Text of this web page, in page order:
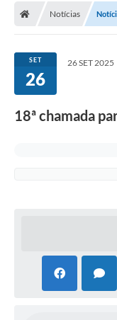
Notícias
SET
26
26 SET 2025
18ª chamada